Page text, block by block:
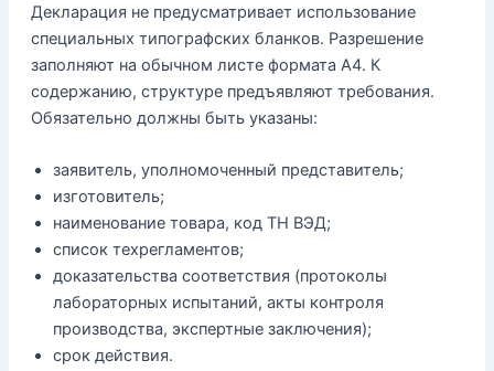
Декларация не предусматривает использование
специальных типографских бланков. Разрешение
заполняют на обычном листе формата А4. К
содержанию, структуре предъявляют требования.
Обязательно должны быть указаны:
заявитель, уполномоченный представитель;
изготовитель;
наименование товара, код ТН ВЭД;
список техрегламентов;
доказательства соответствия (протоколы
лабораторных испытаний, акты контроля
производства, экспертные заключения);
срок действия.